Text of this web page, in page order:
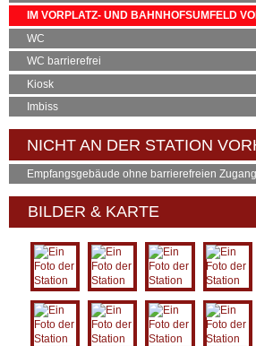
N7
Neuenkirchen Bahnhof
IM VORPLATZ- UND BAHNHOFSUMFELD
WC
WC barrierefrei
Kiosk
Imbiss
NICHT AN DER STATION
Empfangsgebäude ohne barrierefreien Zugang
BILDER & KARTE